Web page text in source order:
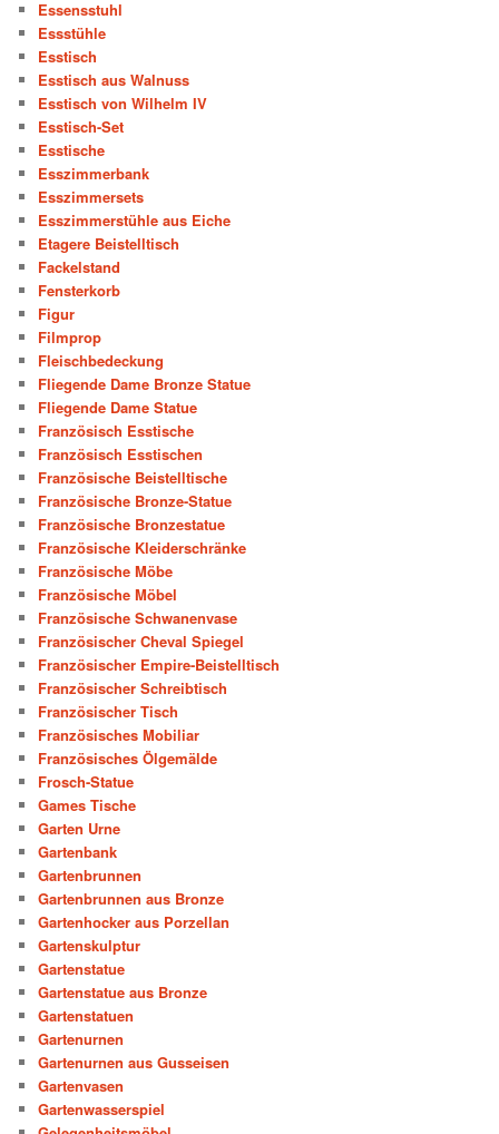
Essensstuhl
Essstühle
Esstisch
Esstisch aus Walnuss
Esstisch von Wilhelm IV
Esstisch-Set
Esstische
Esszimmerbank
Esszimmersets
Esszimmerstühle aus Eiche
Etagere Beistelltisch
Fackelstand
Fensterkorb
Figur
Filmprop
Fleischbedeckung
Fliegende Dame Bronze Statue
Fliegende Dame Statue
Französisch Esstische
Französisch Esstischen
Französische Beistelltische
Französische Bronze-Statue
Französische Bronzestatue
Französische Kleiderschränke
Französische Möbe
Französische Möbel
Französische Schwanenvase
Französischer Cheval Spiegel
Französischer Empire-Beistelltisch
Französischer Schreibtisch
Französischer Tisch
Französisches Mobiliar
Französisches Ölgemälde
Frosch-Statue
Games Tische
Garten Urne
Gartenbank
Gartenbrunnen
Gartenbrunnen aus Bronze
Gartenhocker aus Porzellan
Gartenskulptur
Gartenstatue
Gartenstatue aus Bronze
Gartenstatuen
Gartenurnen
Gartenurnen aus Gusseisen
Gartenvasen
Gartenwasserspiel